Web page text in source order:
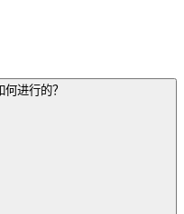
进行的？